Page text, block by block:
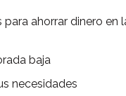
ahorrar dinero
baja
necesidades